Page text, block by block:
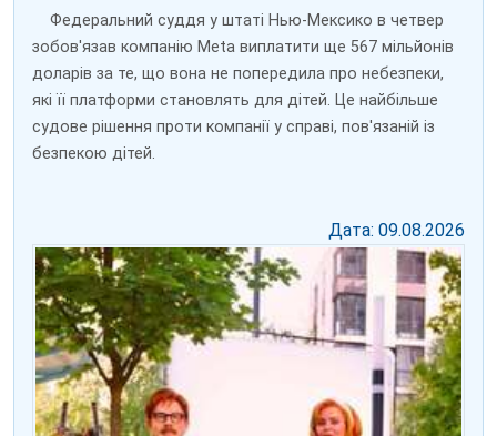
Федеральний суддя у штаті Нью-Мексико в четвер
зобов'язав компанію Meta виплатити ще 567 мільйонів
доларів за те, що вона не попередила про небезпеки,
які її платформи становлять для дітей. Це найбільше
судове рішення проти компанії у справі, пов'язаній із
безпекою дітей.
Дата: 09.08.2026